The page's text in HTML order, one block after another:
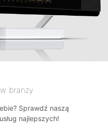
branży
Sprawdź naszą
najlepszych!